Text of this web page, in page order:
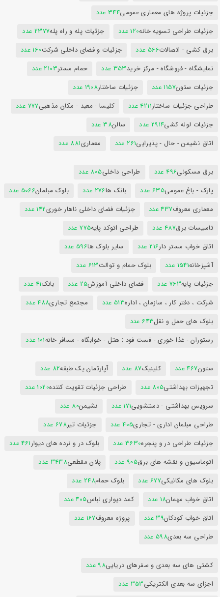
جزئیات پروژه های معماری عمومی344 عدد
جزئیات طراحی تسویه خانه120 عدد جزئیات پله و راه پله2377 عدد
برق کشی - اتصالات566 عدد جزئیات و فضای داخلی شرکت160 عدد
نمایشگاه - فروشگاه - مرکز خرید353 عدد حمام مستر2103 عدد
جزئیات ستون1157 عدد جزئیات ساختار1908 عدد
طراحی جزئیات ساختار4211 عدد کلیسا - معبد - مکان مذهبی777 عدد
جزئیات لوله کشی2914 عدد سالن38 عدد
اتاق نشیمن - حال - پذیرایی261 عدد معماری881 عدد
برق مسکونی496 عدد طراحی داخلی805 عدد
پارک - باغ عمومی635 عدد بانک ها276 عدد بلوک مبلمان5066 عدد
معماری معروف437 عدد جزئیات فضای داخلی ناهار خوری142 عدد
تاسیسات برق487 عدد طراحی اتوکد پایه775 عدد
اتاق خواب مستر دار216 عدد سایر بلوک ها596 عدد
آشپزخانه1541 عدد بلوک حمام و توالت613 عدد
جزئیات پایه763 عدد فضای داخلی آموزش25 عدد بانک41 عدد
شرکت ، دفتر کار ، سازمان ، اداره513 عدد مجتمع تجاری488 عدد
بلوک های حمل و نقل643 عدد
رستوران - غذا خوری - فست فود ; هتل - خوابگاه - مسافر خانه101 عدد
ستون467 عدد کلینیک87 عدد آپارتمان یک طبقه82 عدد
تجهیزات بهداشتی805 عدد طراحی جزئیات تقویت کننده1020 عدد
سرویس بهداشتی - دستشویی171 عدد نشیمن80 عدد
طراحی مبلمان اداری - تجاری405 عدد جزئیات تیر678 عدد
جزئیات طراحی در و پنجره3630 عدد بلوک در و نرده های دیوار461 عدد
اتوماسیون و نقشه های برق905 عدد پلان مقطعی3438 عدد
بلوک های مکانیکی677 عدد بلوک حمام248 عدد
اتاق خواب مهمان18 عدد کمد دیواری لباس405 عدد
اتاق خواب کودکان39 عدد پروژه معروف167 عدد
طراحی سه بعدی598 عدد
کشتی های سه بعدی و سفرهای دریایی98 عدد
اجزای سه بعدی الکتریکی353 عدد